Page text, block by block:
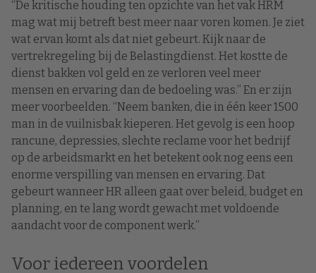
“De kritische houding ten opzichte van het vak HRM
mag wat mij betreft best meer naar voren komen. Je ziet
wat ervan komt als dat niet gebeurt. Kijk naar de
vertrekregeling bij de Belastingdienst. Het kostte de
dienst bakken vol geld en ze verloren veel meer
mensen en ervaring dan de bedoeling was.” En er zijn
meer voorbeelden. “Neem banken, die in één keer 1500
man in de vuilnisbak kieperen. Het gevolg is een hoop
rancune, depressies, slechte reclame voor het bedrijf
op de arbeidsmarkt en het betekent ook nog eens een
enorme verspilling van mensen en ervaring. Dat
gebeurt wanneer HR alleen gaat over beleid, budget en
planning, en te lang wordt gewacht met voldoende
aandacht voor de component werk.”
Voor iedereen voordelen